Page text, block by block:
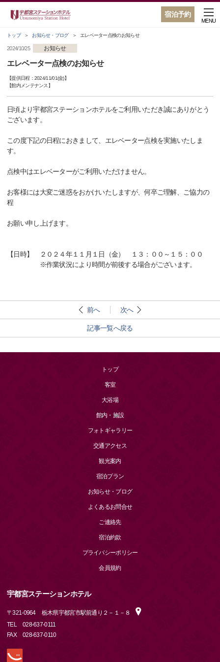
宿泊予約
MENU
トップ お知らせ・ブログ エレベーター点検のお知らせ
2024/10/25 お知らせ
エレベーター点検のお知らせ
【提供日程： 2024/11/01(金)】
【館内メンテナンス 】
日頃より宇都宮ステーションホテルをご利用いただき誠にありがとう
ございます。
この度下記の日程におきまして、エレベーター点検を実施いたしま
す。
点検中はエレベーターがご利用いただけません。
お客様には大変ご迷惑をおかけいたしますが、何卒ご理解、ご協力の
程
お願い申し上げます。
【日時】 ２０２４年１１月１日（金） １３：００～１５：００
※作業状況により時間が前後する場合がございます。
前へ 次へ
記事一覧へ戻る
トップ
客室
大浴場
館内・施設
フォトギャラリー
交通アクセス
観光案内
宿泊プラン
お知らせ・ブログ
よくあるお問合せ
ご連絡先
宿泊約款
プライバシーポリシー
会員規約
宇都宮ステーションホテル
〒321-0964
栃木県宇都宮市駅前通り２－１－８
TEL
028-637-0111
FAX
028-637-0110